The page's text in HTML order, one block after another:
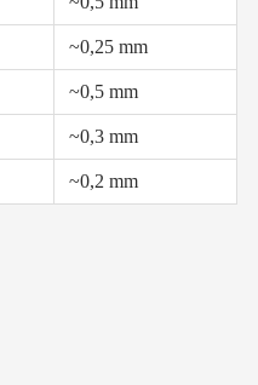
~0,25 mm
~0,5 mm
~0,3 mm
~0,2 mm